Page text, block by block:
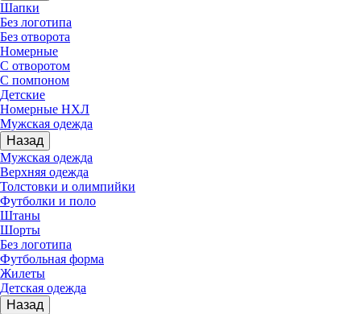
Шапки
Без логотипа
Без отворота
Номерные
С отворотом
С помпоном
Детские
Номерные НХЛ
Мужская одежда
Назад
Мужская одежда
Верхняя одежда
Толстовки и олимпийки
Футболки и поло
Штаны
Шорты
Без логотипа
Футбольная форма
Жилеты
Детская одежда
Назад